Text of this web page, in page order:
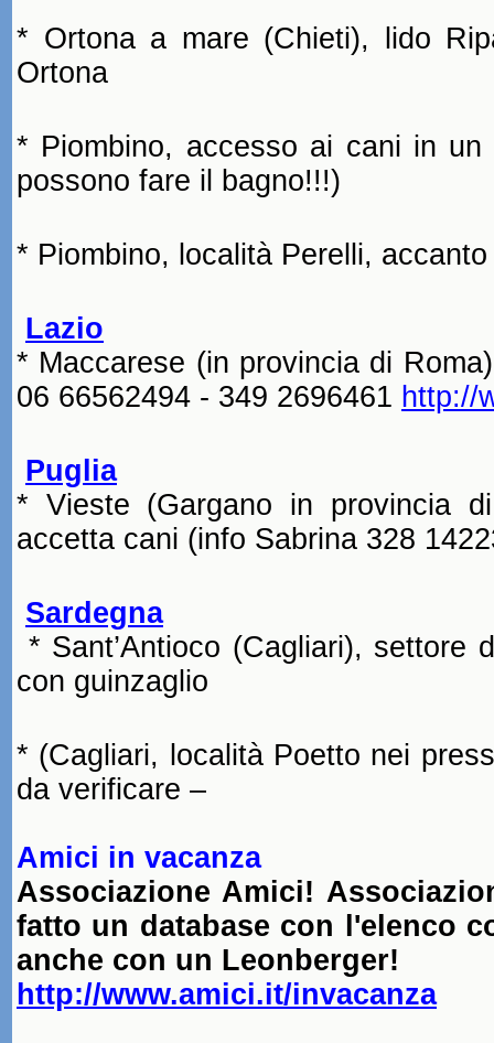
* Ortona a mare (Chieti), lido
Ortona
* Piombino, accesso ai cani in
possono fare il bagno!!!)
* Piombino, località Perelli,
Lazio
* Maccarese (in provincia di
06 66562494 - 349 2696461 http://
Puglia
* Vieste (Gargano in provincia
accetta cani (info Sabrina 328
Sardegna
* Sant’Antioco (Cagliari), settore
con guinzaglio
* (Cagliari, località Poetto nei
da verificare –
Amici in vacanza
Associazione Amici!
fatto un database con l'elenco
anche con un Leonberger!
http://www.amici.it/invacanza